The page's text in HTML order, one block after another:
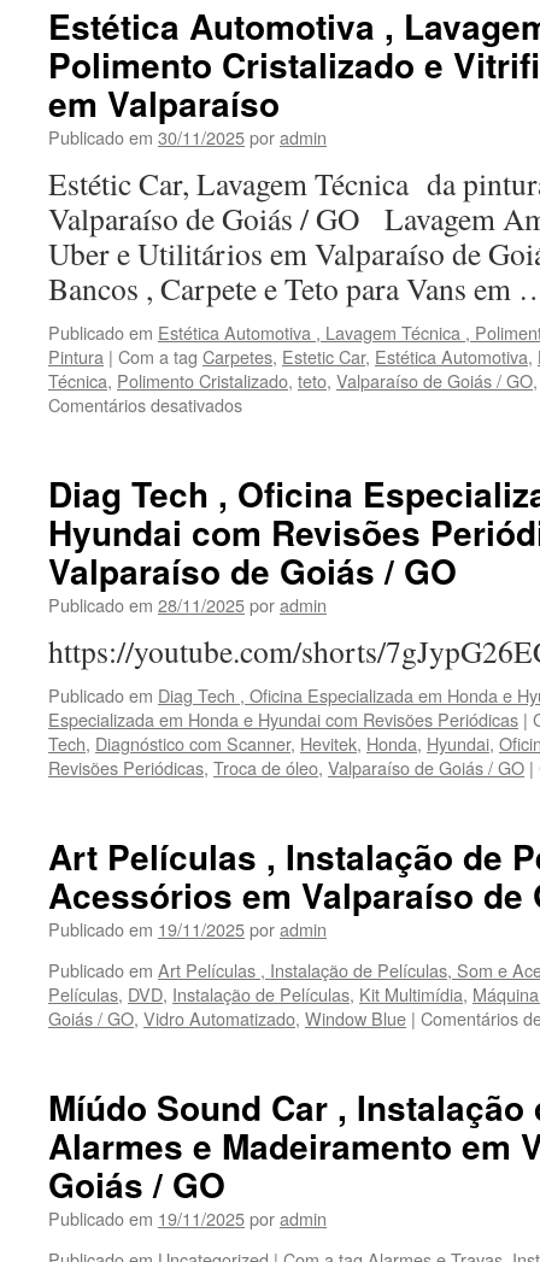
,
Polimento
Cristalizado
e
Vitrificação
da
Pintura
em
Valparaíso
de
Goiás
GO
Estética Automotiva ,
Polimento Cristalizado e
em Valparaíso
Publicado em 30/11/2025poradmin
Estétic Car, Lavagem Técnica da
Valparaíso de Goiás / GO Lavagem
Uber e Utilitários em Valparaíso de
Bancos , Carpete e Teto para Vans
Publicado em Estética Automotiva , Lavagem Técnica ,
Pintura | Com a tag Carpetes, Estetic Car, Estética Automotiva,
Técnica, Polimento Cristalizado, teto, Valparaíso de Goiás / GO
Comentários desativados
,
Lavagem
Técnica
,
Polimento
Cristalizado
e
Vitrificação
de
Pintura
em
Valparaíso
Diag Tech , Oficina
Hyundai com Revisões
Valparaíso de Goiás / GO
Publicado em 28/11/2025poradmin
https://youtube.com/shorts/
Publicado em Diag Tech , Oficina Especializada em Honda e
Especializada em Honda e Hyundai com Revisões Periódicas |
Tech, Diagnóstico com Scanner, Hevitek, Honda, Hyundai,
Revisões Periódicas, Troca de óleo, Valparaíso de Goiás / GO |
Art Películas , Instalação de
Acessórios em Valparaíso de
Publicado em 19/11/2025poradmin
Publicado em Art Películas , Instalação de Películas, Som e
Películas, DVD, Instalação de Películas, Kit Multimídia,
Goiás / GO, Vidro Automatizado, Window Blue | Comentários
Míúdo Sound Car , Instalação
Alarmes e Madeiramento em
Goiás / GO
Publicado em 19/11/2025poradmin